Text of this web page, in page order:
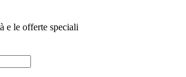
e le offerte speciali